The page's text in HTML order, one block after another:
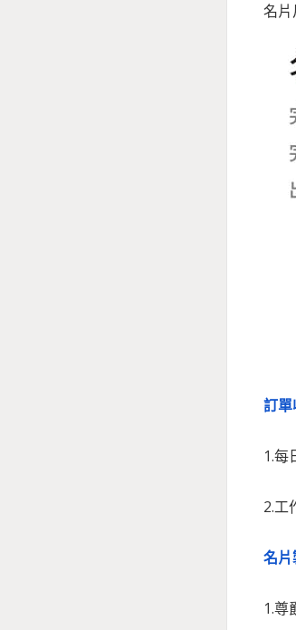
名
訂單
1.每
2.工
名片
1.尊